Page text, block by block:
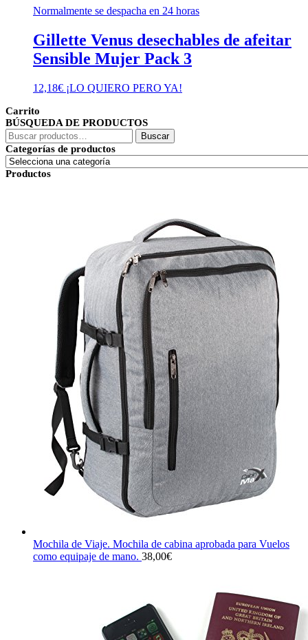
Normalmente se despacha en 24 horas
Gillette Venus desechables de afeitar
Sensible Mujer Pack 3
12,18€ ¡LO QUIERO PERO YA!
Carrito
BÚSQUEDA DE PRODUCTOS
Buscar
por:
Buscar
Categorías de productos
Productos
Mochila de Viaje. Mochila de cabina aprobada para Vuelos
como equipaje de mano. 38,00€